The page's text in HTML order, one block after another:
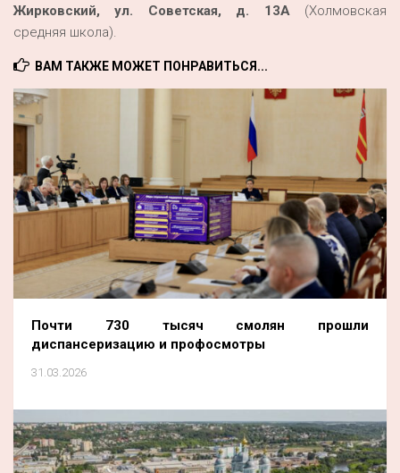
Жирковский, ул. Советская, д. 13А(Холмовская
средняя школа).
ВАМ ТАКЖЕ МОЖЕТ ПОНРАВИТЬСЯ...
Почти 730 тысяч смолян прошли
диспансеризацию и профосмотры
31.03.2026